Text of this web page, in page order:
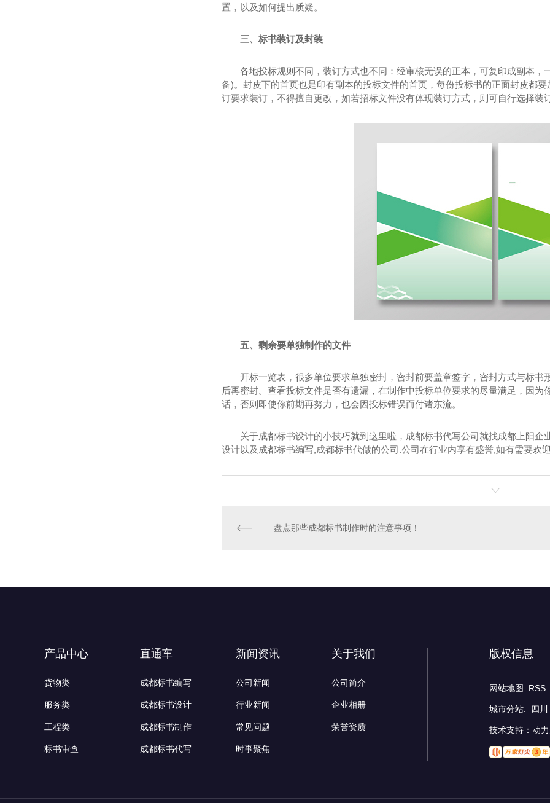
置，以及如何提出质疑。
三、标书装订及封装
各地投标规则不同，装订方式也不同：经审核无误的正本，可复印成副本
备)。封皮下的首页也是印有副本的投标文件的首页，每份投标书的正面封皮都
订要求装订，不得擅自更改，如若招标文件没有体现装订方式，则可自行选择装
五、剩余要单独制作的文件
开标一览表，很多单位要求单独密封，密封前要盖章签字，密封方式与标
后再密封。查看投标文件是否有遗漏，在制作中投标单位要求的尽量满足，因
话，否则即使你前期再努力，也会因投标错误而付诸东流。
关于成都标书设计的小技巧就到这里啦，成都标书代写公司就找成都上阳
设计以及成都标书编写,成都标书代做的公司.公司在行业内享有盛誉,如有需要欢
盘点那些成都标书制作时的注意事项！
产品中心
货物类
服务类
工程类
标书审查
直通车
成都标书编写
成都标书设计
成都标书制作
成都标书代写
新闻资讯
公司新闻
行业新闻
常见问题
时事聚焦
关于我们
公司简介
企业相册
荣誉资质
版权信息
网站地图 RSS
城市分站: 四川
技术支持： 动